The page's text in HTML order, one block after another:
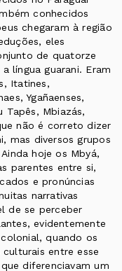
conhecidos
chegaram à região
eles
de quatorze
língua guarani. Eram
Itatines,
Ygañaenses,
Tapês, Mbiazás,
não é correto dizer
mas diversos grupos
hoje os Mbyá,
parentes entre si,
e pronúncias
narrativas
de se perceber
evidentemente
quando os
entre esse
diferenciavam um